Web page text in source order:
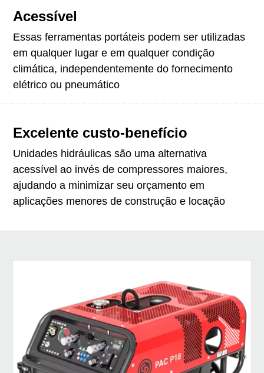
Acessível
Essas ferramentas portáteis podem ser utilizadas
em qualquer lugar e em qualquer condição
climática, independentemente do fornecimento
elétrico ou pneumático
Excelente custo-benefício
Unidades hidráulicas são uma alternativa
acessível ao invés de compressores maiores,
ajudando a minimizar seu orçamento em
aplicações menores de construção e locação